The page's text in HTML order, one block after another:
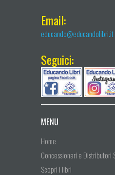
Email:
educando@educandolibri.it
Seguici:
MENU
Home
Concessionari e Distributori
Scopri i libri